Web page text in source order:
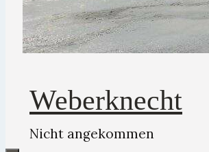
Weberknecht
Nicht angekommen